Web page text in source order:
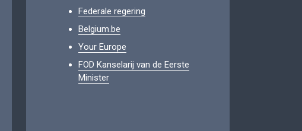
Federale regering
Belgium.be
Your Europe
FOD Kanselarij van de Eerste
Minister